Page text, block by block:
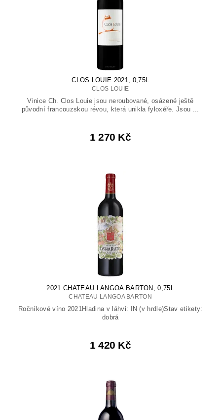
CLOS LOUIE 2021, 0,75L
CLOS LOUIE
Vinice Ch. Clos Louie jsou neroubované, osázené ještě
původní francouzskou révou, která unikla fyloxéře. Jsou ...
1 270 Kč
2021 CHATEAU LANGOA BARTON, 0,75L
CHATEAU LANGOA BARTON
Ročníkové víno 2021Hladina v láhvi: IN (v hrdle)Stav etikety:
dobrá
1 420 Kč